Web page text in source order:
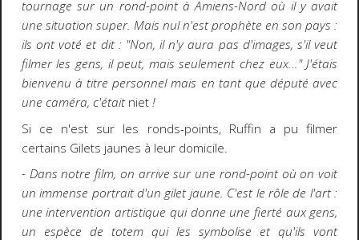
tournage sur un rond-point à Amiens-Nord où il y avait
une situation super. Mais nul n'est prophète en son pays :
ils ont voté et dit : "Non, il n'y aura pas d'images, s'il veut
filmer les gens, il peut, mais seulement chez eux..." J'étais
bienvenu à titre personnel mais en tant que député avec
une caméra, c'étaitniet!
Si ce n'est sur les ronds-points, Ruffin a pu filmer
certains Gilets jaunes à leur domicile.
- Dans notre film, on arrive sur une rond-point où on voit
un immense portrait d'un gilet jaune. C'est le rôle de l'art :
une intervention artistique qui donne une fierté aux gens,
un espèce de totem qui les symbolise et qu'ils vont